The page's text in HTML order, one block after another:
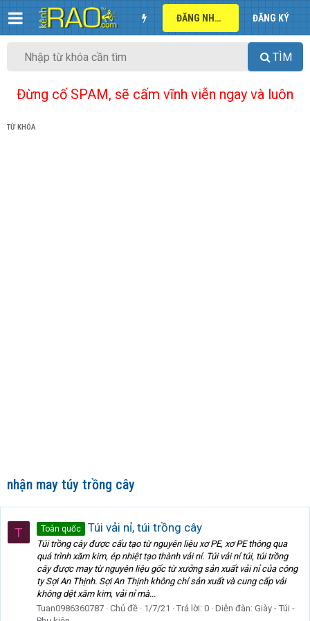
ĐĂNG NHẬP ĐĂNG KÝ
TÌM
Đừng cố SPAM, sẽ cấm vĩnh viễn ngay và luôn
TỪ KHÓA
nhận may túy trồng cây
T Toàn quốc Túi vải nỉ, túi trồng cây
Túi trồng cây được cấu tạo từ nguyên liệu xơ PE, xơ PE thông qua
quá trình xăm kim, ép nhiệt tạo thành vải nỉ. Túi vải nỉ túi, túi trồng
cây được may từ nguyên liệu gốc từ xưởng sản xuất vải nỉ của công
ty Sợi An Thịnh. Sợi An Thịnh không chỉ sản xuất và cung cấp vải
không dệt xăm kim, vải nỉ mà...
Tuan0986360787 Chủ đề 1/7/21 Trả lời: 0 Diễn đàn: Giày - Túi -